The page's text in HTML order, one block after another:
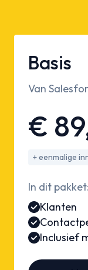
Basis
Van
€
+ eenmalige
In dit pakket:
Klanten
Inclusief